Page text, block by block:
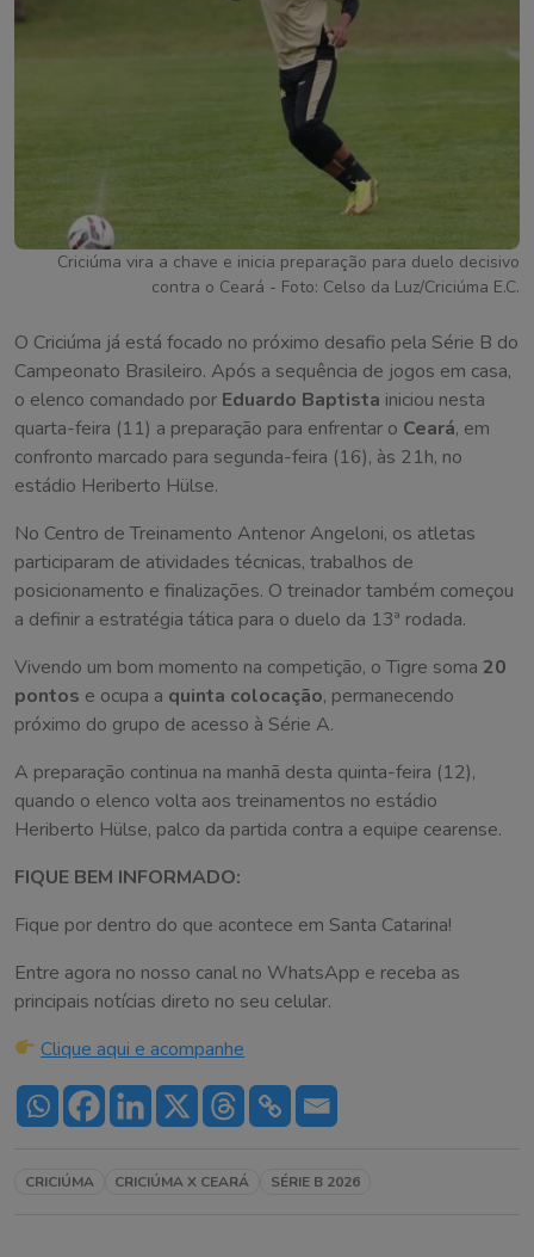
Criciúma vira a chave e inicia preparação para duelo decisivo
contra o Ceará - Foto: Celso da Luz/Criciúma E.C.
O Criciúma já está focado no próximo desafio pela Série B do
Campeonato Brasileiro. Após a sequência de jogos em casa,
o elenco comandado por Eduardo Baptista iniciou nesta
quarta-feira (11) a preparação para enfrentar o Ceará, em
confronto marcado para segunda-feira (16), às 21h, no
estádio Heriberto Hülse.
No Centro de Treinamento Antenor Angeloni, os atletas
participaram de atividades técnicas, trabalhos de
posicionamento e finalizações. O treinador também começou
a definir a estratégia tática para o duelo da 13ª rodada.
Vivendo um bom momento na competição, o Tigre soma 20
pontos e ocupa a quinta colocação, permanecendo
próximo do grupo de acesso à Série A.
A preparação continua na manhã desta quinta-feira (12),
quando o elenco volta aos treinamentos no estádio
Heriberto Hülse, palco da partida contra a equipe cearense.
FIQUE BEM INFORMADO:
Fique por dentro do que acontece em Santa Catarina!
Entre agora no nosso canal no WhatsApp e receba as
principais notícias direto no seu celular.
Clique aqui e acompanhe
CRICIÚMA CRICIÚMA X CEARÁ SÉRIE B 2026